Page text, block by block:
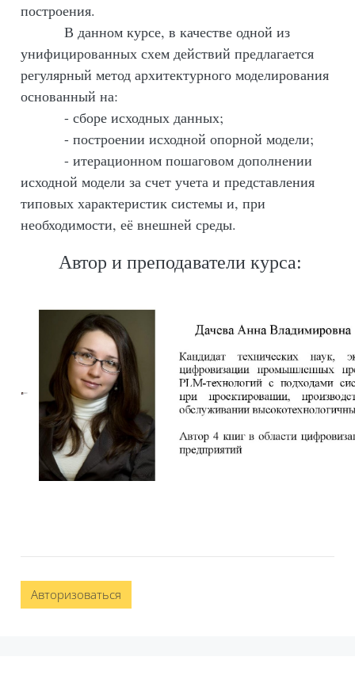
построения.
В данном курсе, в качестве одной из
унифицированных схем действий предлагается
регулярный метод архитектурного моделирования
основанный на:
- сборе исходных данных;
- построении исходной опорной модели;
- итерационном пошаговом дополнении
исходной модели за счет учета и представления
типовых характеристик системы и, при
необходимости, её внешней среды.
Автор и преподаватели курса:
Авторизоваться